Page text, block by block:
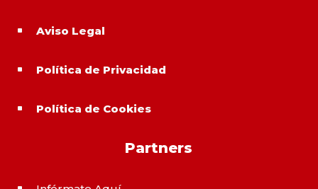
^ Aviso Legal
^ Política de Privacidad
^ Política de Cookies
Partners